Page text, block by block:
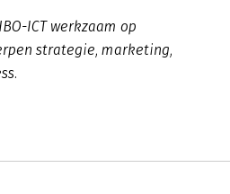
ICT werkzaam op
strategie, marketing,